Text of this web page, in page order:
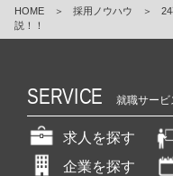
HOME ＞ 採用ノウハウ ＞
説！！
SERVICE 就職サービ
求人を探す
企業を探す